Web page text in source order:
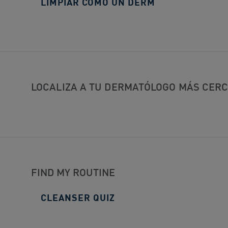
LOCALIZA A TU DERMATÓLOGO MÁS
FIND MY ROUTINE
CLEANSER QUIZ